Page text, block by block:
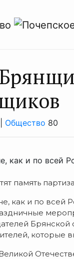
Общество 80
как и по всей
память
как и по всей
которые